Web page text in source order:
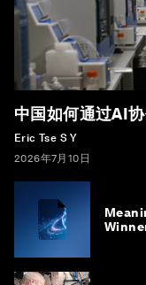
中国如何通过AI
Eric Tse S Y
2026年7月10日